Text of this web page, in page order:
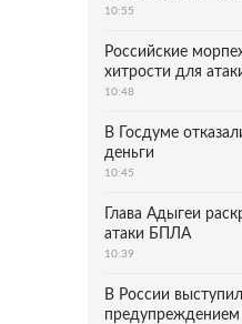
10:55
Российские
хитрости для
10:48
В Госдуме
деньги
10:45
Глава Адыгеи
атаки БПЛА
10:39
В России